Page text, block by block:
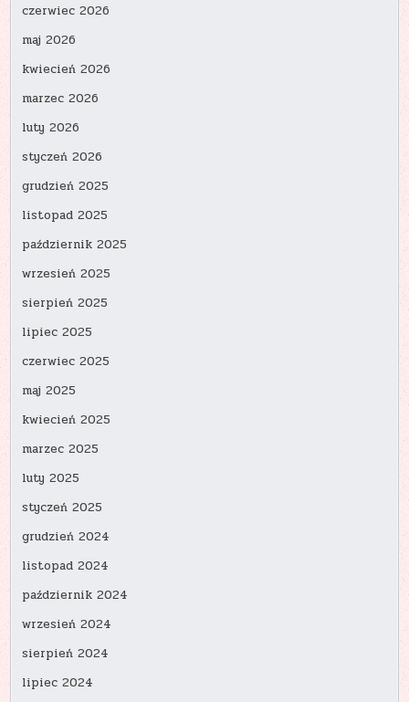
czerwiec 2026
maj 2026
kwiecień 2026
marzec 2026
luty 2026
styczeń 2026
grudzień 2025
listopad 2025
październik 2025
wrzesień 2025
sierpień 2025
lipiec 2025
czerwiec 2025
maj 2025
kwiecień 2025
marzec 2025
luty 2025
styczeń 2025
grudzień 2024
listopad 2024
październik 2024
wrzesień 2024
sierpień 2024
lipiec 2024